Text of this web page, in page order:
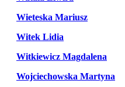
Wieteska Mariusz
Witek Lidia
Witkiewicz Magdalena
Wojciechowska Martyna